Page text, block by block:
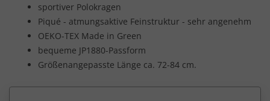
sportiver Polokragen
Piqué - atmungsaktive Feinstruktur - sehr angenehm
OEKO-TEX Made in Green
bequeme JP1880-Passform
Größenangepasste Länge ca. 72-84 cm.